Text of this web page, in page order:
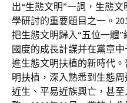
出“生態文明”一詞，生態
學研討的重要題目之一。
把生態文明歸入“五位一體
國度的成長計謀并在黨章
進生態文明扶植的新時代
明扶植，深入熟悉到生態
近生、平易近族興亡，甚